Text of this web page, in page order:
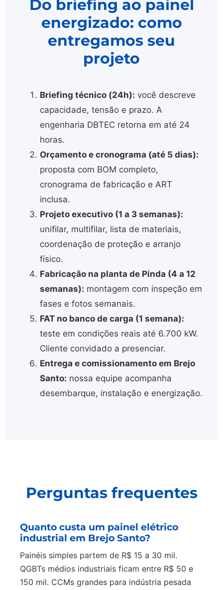
Do briefing ao painel
energizado: como
entregamos seu
projeto
Briefing técnico (24h): você descreve
capacidade, tensão e prazo. A
engenharia DBTEC retorna em até 24
horas.
Orçamento e cronograma (até 5 dias):
proposta com BOM completo,
cronograma de fabricação e ART
inclusa.
Projeto executivo (1 a 3 semanas):
unifilar, multifilar, lista de materiais,
coordenação de proteção e arranjo
físico.
Fabricação na planta de Pinda (4 a 12
semanas): montagem com inspeção em
fases e fotos semanais.
FAT no banco de carga (1 semana):
teste em condições reais até 6.700 kW.
Cliente convidado a presenciar.
Entrega e comissionamento em Brejo
Santo: nossa equipe acompanha
desembarque, instalação e energização.
Perguntas frequentes
Quanto custa um painel elétrico
industrial em Brejo Santo?
Painéis simples partem de R$ 15 a 30 mil.
QGBTs médios industriais ficam entre R$ 50 e
150 mil. CCMs grandes para indústria pesada